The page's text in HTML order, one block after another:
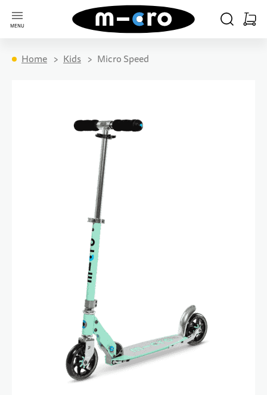
MENU
Go to Home Page
SEARCHCART
Home Kids Micro Speed